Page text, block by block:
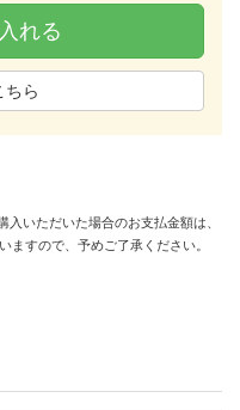
れる
ちら
いただいた場合のお支払金額は、
ますので、予めご了承ください。